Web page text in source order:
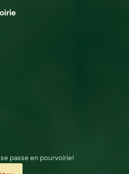
passe en pourvoirie!